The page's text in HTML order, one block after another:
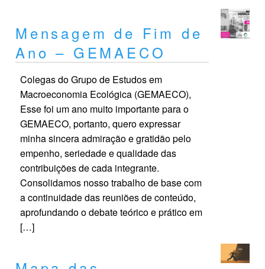
Mensagem de Fim de
Ano – GEMAECO
Colegas do Grupo de Estudos em
Macroeconomia Ecológica (GEMAECO),
Esse foi um ano muito importante para o
GEMAECO, portanto, quero expressar
minha sincera admiração e gratidão pelo
empenho, seriedade e qualidade das
contribuições de cada integrante.
Consolidamos nosso trabalho de base com
a continuidade das reuniões de conteúdo,
aprofundando o debate teórico e prático em
[…]